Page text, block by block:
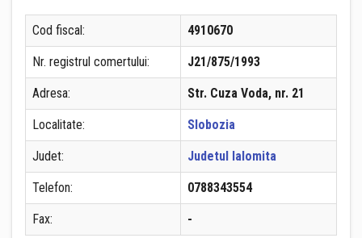
Cod fiscal: 4910670
Nr. registrul comertului: J21/875/1993
Adresa: Str. Cuza Voda, nr. 21
Localitate: Slobozia
Judet: Judetul Ialomita
Telefon: 0788343554
Fax: -